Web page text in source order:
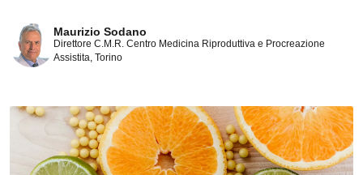
Maurizio Sodano
Direttore C.M.R. Centro Medicina Riproduttiva e Procreazione
Assistita, Torino